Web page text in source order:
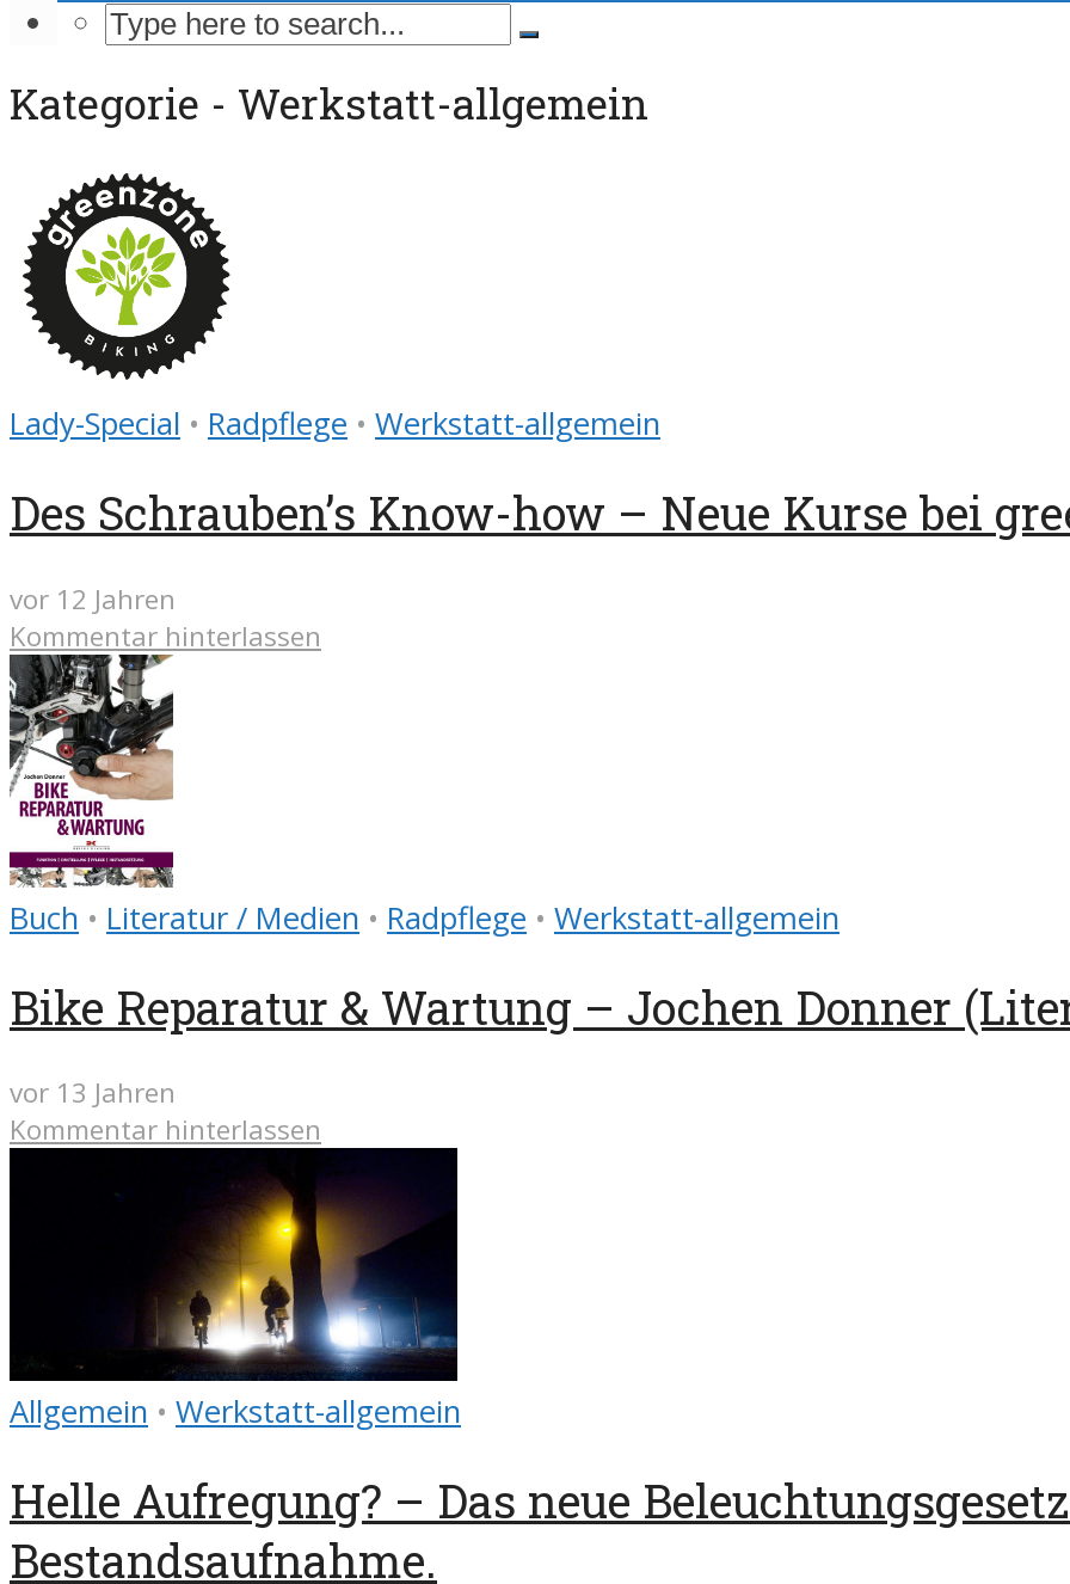
Kategorie - Werkstatt-allgemein
Lady-Special • Radpflege • Werkstatt-allgemein
Des Schrauben’s Know-how – Neue Kurse bei
vor 12 Jahren
Kommentar hinterlassen
Buch • Literatur / Medien • Radpflege • Werkstatt-allgemein
Bike Reparatur & Wartung – Jochen Donner
vor 13 Jahren
Kommentar hinterlassen
Allgemein • Werkstatt-allgemein
Helle Aufregung? – Das neue
Bestandsaufnahme.